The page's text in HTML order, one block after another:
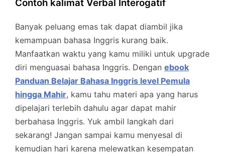
Contoh kalimat Verbal Interogatif
Banyak peluang emas tak dapat diambil jika
kemampuan bahasa Inggris kurang baik.
Manfaatkan waktu yang kamu miliki untuk upgrade
diri menguasai bahasa Inggris. Dengan ebook
Panduan Belajar Bahasa Inggris level Pemula
hingga Mahir, kamu tahu materi apa yang harus
dipelajari terlebih dahulu agar dapat mahir
berbahasa Inggris. Yuk ambil langkah dari
sekarang! Jangan sampai kamu menyesal di
kemudian hari karena melewatkan kesempatan